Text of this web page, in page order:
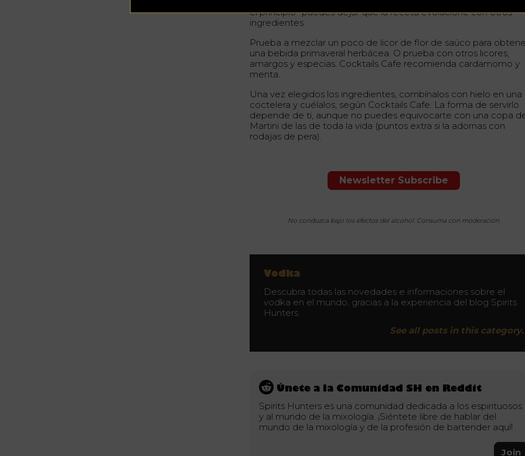
el principio- puedes dejar que la receta evolucione con otros
ingredientes.
Prueba a mezclar un poco de licor de flor de saúco para
una bebida primaveral herbácea. O prueba con otros licores,
amargos y especias. Cocktails Cafe recomienda cardamomo y
menta.
Una vez elegidos los ingredientes, combínalos con hielo en una
coctelera y cuélalos, según Cocktails Cafe. La forma de servirlo
depende de ti, aunque no puedes equivocarte con una copa
Martini de las de toda la vida (puntos extra si la adornas con
rodajas de pera).
Newsletter Subscribe
No conduzca bajo los efectos del alcohol. Consuma con moderación.
Vodka
Descubra todas las novedades e informaciones sobre el
vodka en el mundo, gracias a la experiencia del blog Spirits
Hunters.
See all posts in this category.
Únete a la Comunidad SH en Reddit
Spirits Hunters es una comunidad dedicada a los espirituosos
y al mundo de la mixología. ¡Siéntete libre de hablar del
mundo de la mixología y de la profesión de bartender aquí!
Join